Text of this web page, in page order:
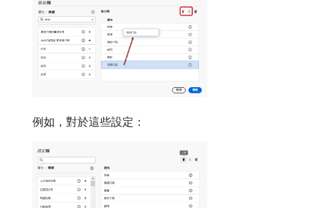
例如，對於這些設定：